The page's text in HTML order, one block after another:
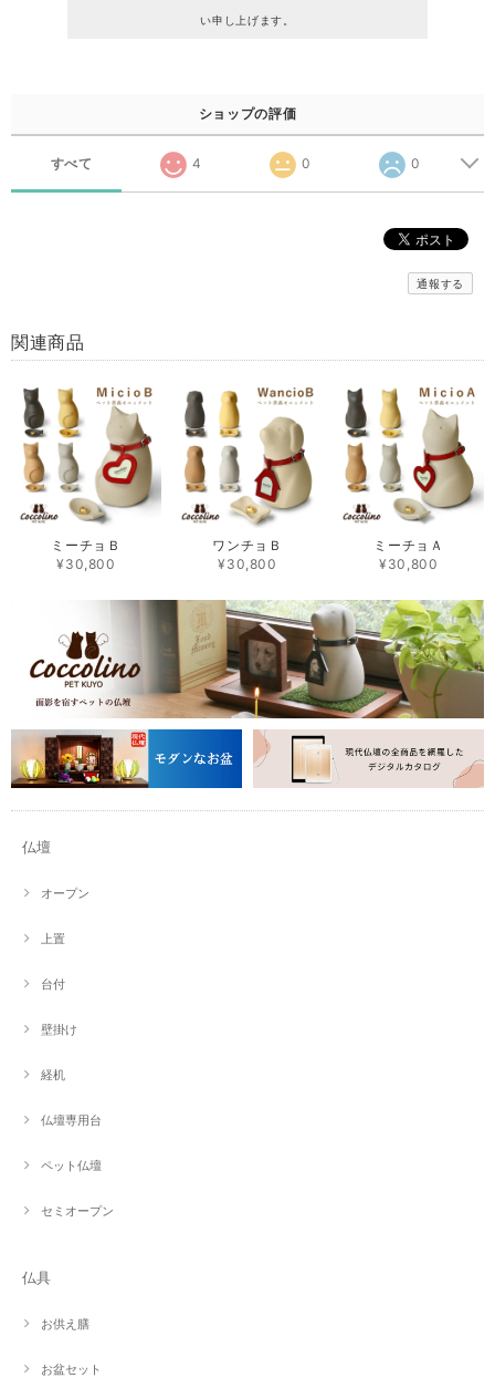
い申し上げます。
ショップの評価
すべて 4 0 0
通報する
関連商品
ミーチョＢ
¥30,800
ワンチョＢ
¥30,800
ミーチョＡ
¥30,800
仏壇
オープン
上置
台付
壁掛け
経机
仏壇専用台
ペット仏壇
セミオープン
仏具
お供え膳
お盆セット